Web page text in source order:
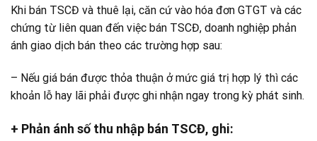
Khi bán TSCĐ và thuê lại, căn cứ vào hóa đơn GTGT và các
chứng từ liên quan đến việc bán TSCĐ, doanh nghiệp phản
ánh giao dịch bán theo các trường hợp sau:
– Nếu giá bán được thỏa thuận ở mức giá trị hợp lý thì các
khoản lỗ hay lãi phải được ghi nhận ngay trong kỳ phát sinh.
+ Phản ánh số thu nhập bán TSCĐ, ghi: